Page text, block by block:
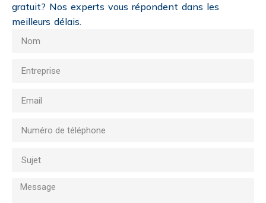
gratuit? Nos experts vous répondent dans les
meilleurs délais.